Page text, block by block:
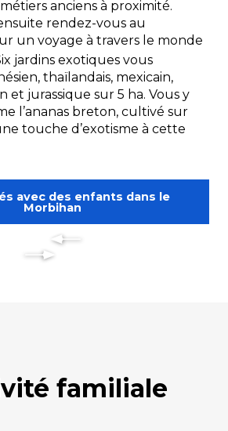
anciens à proximité.
rendez-vous au
un voyage à travers le monde
jardins exotiques vous
thaïlandais, mexicain,
et jurassique sur 5 ha. Vous y
l’ananas breton, cultivé sur
touche d’exotisme à cette
avec des enfants dans le
Morbihan
familiale